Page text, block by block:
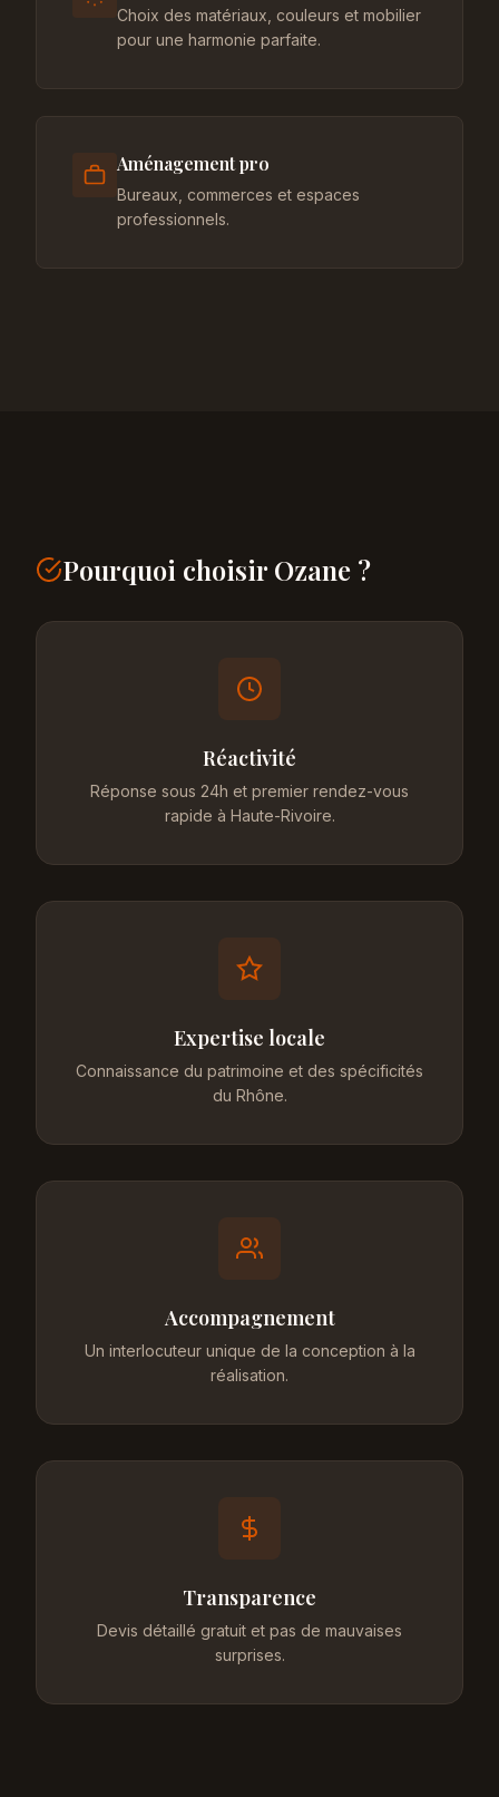
Choix des matériaux, couleurs et mobilier
pour une harmonie parfaite.
Aménagement pro
Bureaux, commerces et espaces
professionnels.
Pourquoi choisir Ozane ?
Réactivité
Réponse sous 24h et premier rendez-vous
rapide à Haute-Rivoire.
Expertise locale
Connaissance du patrimoine et des spécificités
du Rhône.
Accompagnement
Un interlocuteur unique de la conception à la
réalisation.
Transparence
Devis détaillé gratuit et pas de mauvaises
surprises.